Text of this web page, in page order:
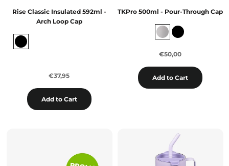
Rise Classic Insulated 592ml -
Arch Loop Cap
€37,95
Add to Cart
TKPro 500ml - Pour-Through Cap
€50,00
Add to Cart